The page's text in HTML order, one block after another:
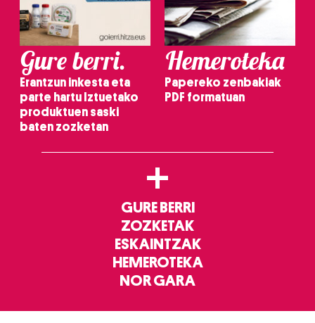
Gure berri.
Erantzun inkesta eta
parte hartu Iztuetako
produktuen saski
baten zozketan
Hemeroteka
Papereko zenbakiak
PDF formatuan
+
GURE BERRI
ZOZKETAK
ESKAINTZAK
HEMEROTEKA
NOR GARA